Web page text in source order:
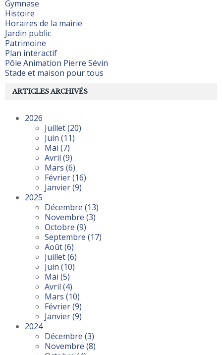
Gymnase
Histoire
Horaires de la mairie
Jardin public
Patrimoine
Plan interactif
Pôle Animation Pierre Sévin
Stade et maison pour tous
ARTICLES ARCHIVÉS
2026
Juillet(20)
Juin (11)
Mai (7)
Avril (9)
Mars (6)
Février(16)
Janvier(9)
2025
Décembre (13)
Novembre (3)
Octobre (9)
Septembre (17)
Août(6)
Juillet(6)
Juin (10)
Mai (5)
Avril (4)
Mars (10)
Février(9)
Janvier(9)
2024
Décembre (3)
Novembre (8)